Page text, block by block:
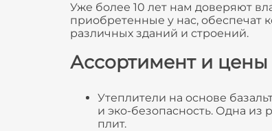
Уже более 10 лет нам доверяют
приобретенные у нас, обеспечат
различных зданий и строений.
Ассортимент и
Утеплители на основе
и эко-безопасность. Одна из
плит.